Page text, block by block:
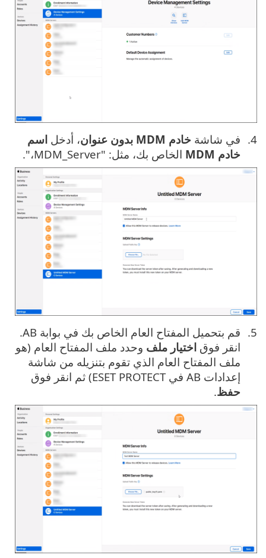
في شاشة خادم MDM بدون عنوان ، أدخل اسم
خادم MDM
الخاص بك، مثل: "MDM_Server،".
قم بتحميل المفتاح العام الخاص بك في بوابة AB.
انقر فوق اختيار ملف وحدد ملف المفتاح العام (هو
ملف المفتاح العام الذي تقوم بتنزيله من شاشة
إعدادات AB في ESET PROTECT) ثم انقر فوق
حفظ.